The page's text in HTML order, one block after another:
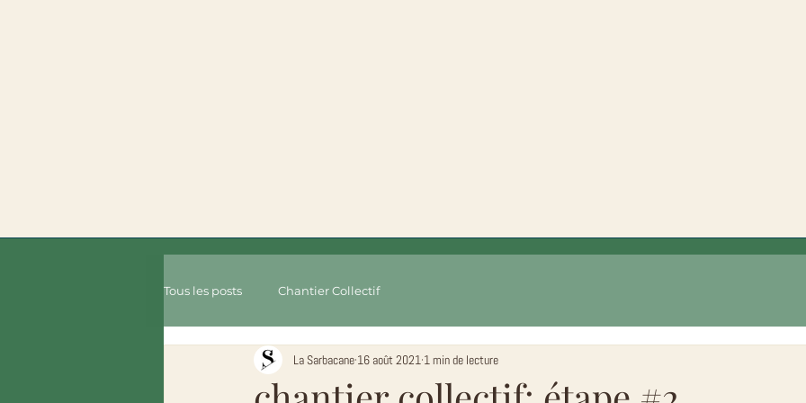
Tous les posts Chantier Collectif
La Sarbacane 16 août 2021 1 min de lecture